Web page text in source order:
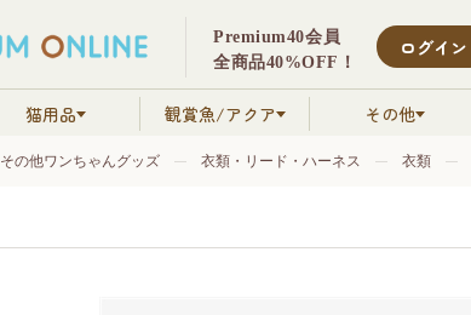
Premium40会員
全商品40%OFF！
ログイン
猫用品 観賞魚/アクア その他
その他ワンちゃんグッズ 衣類・リード・ハーネス 衣類